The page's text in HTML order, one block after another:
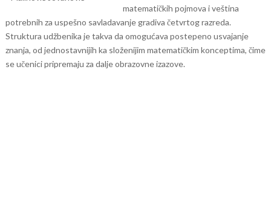
matematičkih pojmova i veština
potrebnih za uspešno savladavanje gradiva četvrtog razreda.
Struktura udžbenika je takva da omogućava postepeno usvajanje
znanja, od jednostavnijih ka složenijim matematičkim konceptima, čime
se učenici pripremaju za dalje obrazovne izazove.